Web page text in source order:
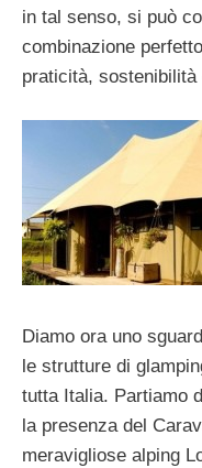
in tal senso, si può
combinazione
praticità,
Diamo ora uno
le strutture di
tutta Italia. Partiamo
la presenza del
meravigliose alping